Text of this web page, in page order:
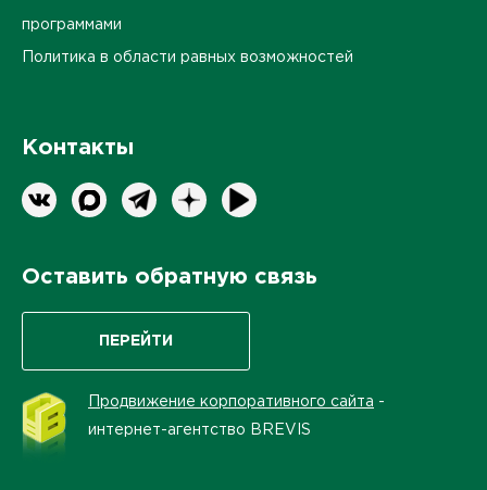
программами
Политика в области равных возможностей
Контакты
Оставить обратную связь
ПЕРЕЙТИ
Продвижение корпоративного сайта -
интернет-агентство BREVIS